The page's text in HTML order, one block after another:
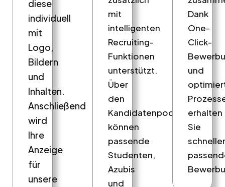
diese
individuell
mit
Logo,
Bildern
und
Inhalten.
Anschließend
wird
Ihre
Anzeige
für
unsere
mit
intelligenten
Recruiting-
Funktionen
unterstützt.
Über
den
Kandidatenpool
können
passende
Studenten,
Azubis
und
Dank
One-
Click-
und
erhalten
Sie